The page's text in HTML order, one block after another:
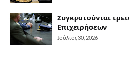
Συγκροτούνται
Επιχειρήσεων
Ιούλιος 30, 2026